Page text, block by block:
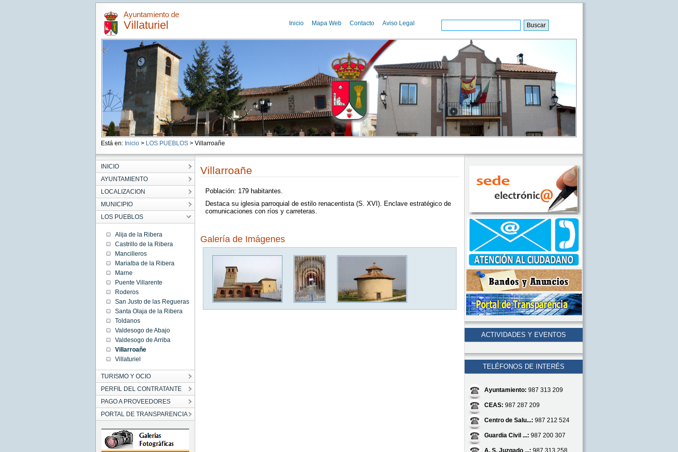
Ayuntamiento de
Villaturiel Inicio Mapa Web Contacto Aviso Legal
Está en: Inicio > LOS PUEBLOS> Villarroañe
INICIO
AYUNTAMIENTO
LOCALIZACION
MUNICIPIO
LOS PUEBLOS
Alija de la Ribera
Castrillo de la Ribera
Mancilleros
Marialba de la Ribera
Marne
Puente Villarente
Roderos
San Justo de las Regueras
Santa Olaja de la Ribera
Toldanos
Valdesogo de Abajo
Valdesogo de Arriba
Villarroañe
Villaturiel
TURISMO Y OCIO
PERFIL DEL CONTRATANTE
PAGO A PROVEEDORES
PORTAL DE TRANSPARENCIA
Villarroañe
Población: 179 habitantes.
Destaca su iglesia parroquial de estilo renacentista (S. XVI). Enclave estratégico de
comunicaciones con ríos y carreteras.
Galería de Imágenes
ACTIVIDADES Y EVENTOS
TELÉFONOS DE INTERÉS
Ayuntamiento: 987 313 209
CEAS: 987 287 209
Centro de Salu...: 987 212 524
Guardia Civil ...: 987 200 307
A. S. Juzgado ...: 987 313 258